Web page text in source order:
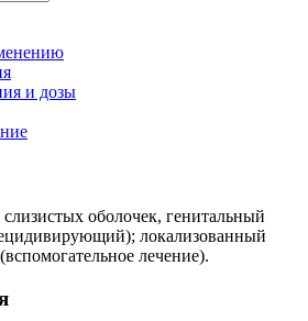
и дозы
оболочек, генитальный
локализованный
лечение).